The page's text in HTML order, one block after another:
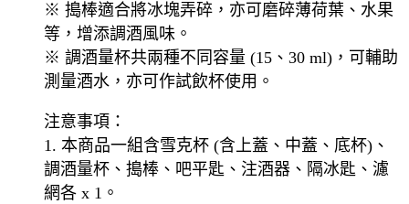
※ 搗棒適合將冰塊弄碎，亦可磨碎薄荷葉、水果
等，增添調酒風味。
※ 調酒量杯共兩種不同容量 (15、30 ml)，可輔助
測量酒水，亦可作試飲杯使用。
注意事項：
1. 本商品一組含雪克杯 (含上蓋、中蓋、底杯)、
調酒量杯、搗棒、吧平匙、注酒器、隔冰匙、濾
網各 x 1。